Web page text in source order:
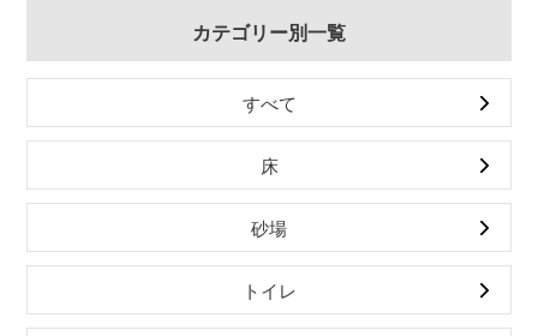
カテゴリー別一覧
すべて
床
砂場
トイレ